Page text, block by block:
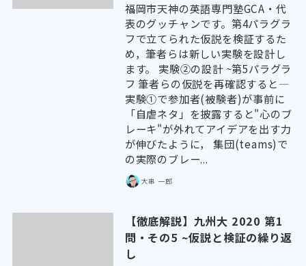
福岡市天神の英語専門塾GCA・代
表のグッチャンです。第4パラグラ
フで立てられた仮説を検証するた
め，筆者らは新しい実験を設計し
ます。 実験②の設計 ~第5パラグラ
フ 筆者らの仮説を再確認すると―
実験①で参加者(被験者)が事前に
「自虐ネタ」を披露すると"心のブ
レーキ"が外れてアイデアを出す力
が伸びたように， 集団(teams)で
の実際のブレー...
大串 一郎
【徹底解説】九州大 2020 第1
問・その5 ~仮説と検証の繰り返
し